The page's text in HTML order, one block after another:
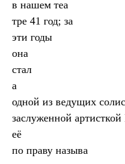
в нашем теа
тре 41 год; за
эти годы
она
стал
а
одной из ведущих
заслуженной
её
по праву называ